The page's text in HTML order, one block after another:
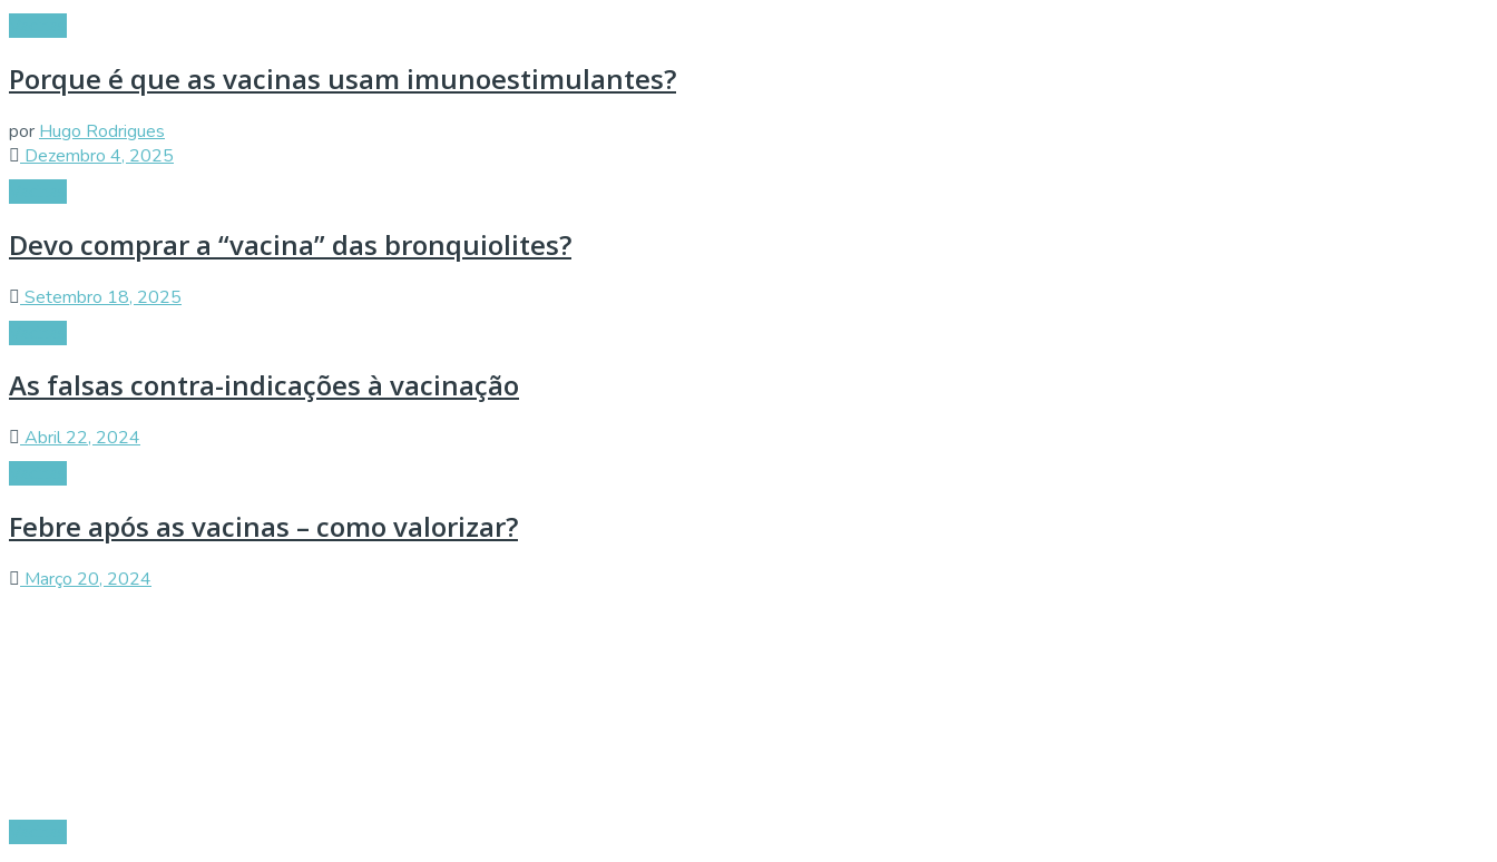
Porque é que as vacinas usam imunoestimulantes?
por Hugo Rodrigues
Dezembro 4, 2025
Devo comprar a “vacina” das bronquiolites?
Setembro 18, 2025
As falsas contra-indicações à vacinação
Abril 22, 2024
Febre após as vacinas – como valorizar?
Março 20, 2024